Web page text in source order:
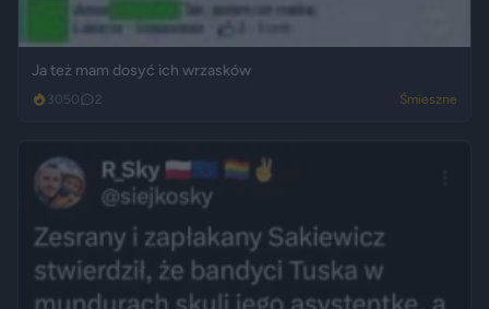
Ja też mam dosyć ich wrzasków
3050 2 Śmieszne